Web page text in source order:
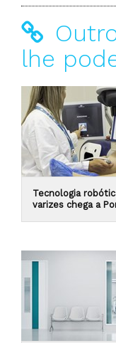
lhe
Tecnologia
varizes chega a